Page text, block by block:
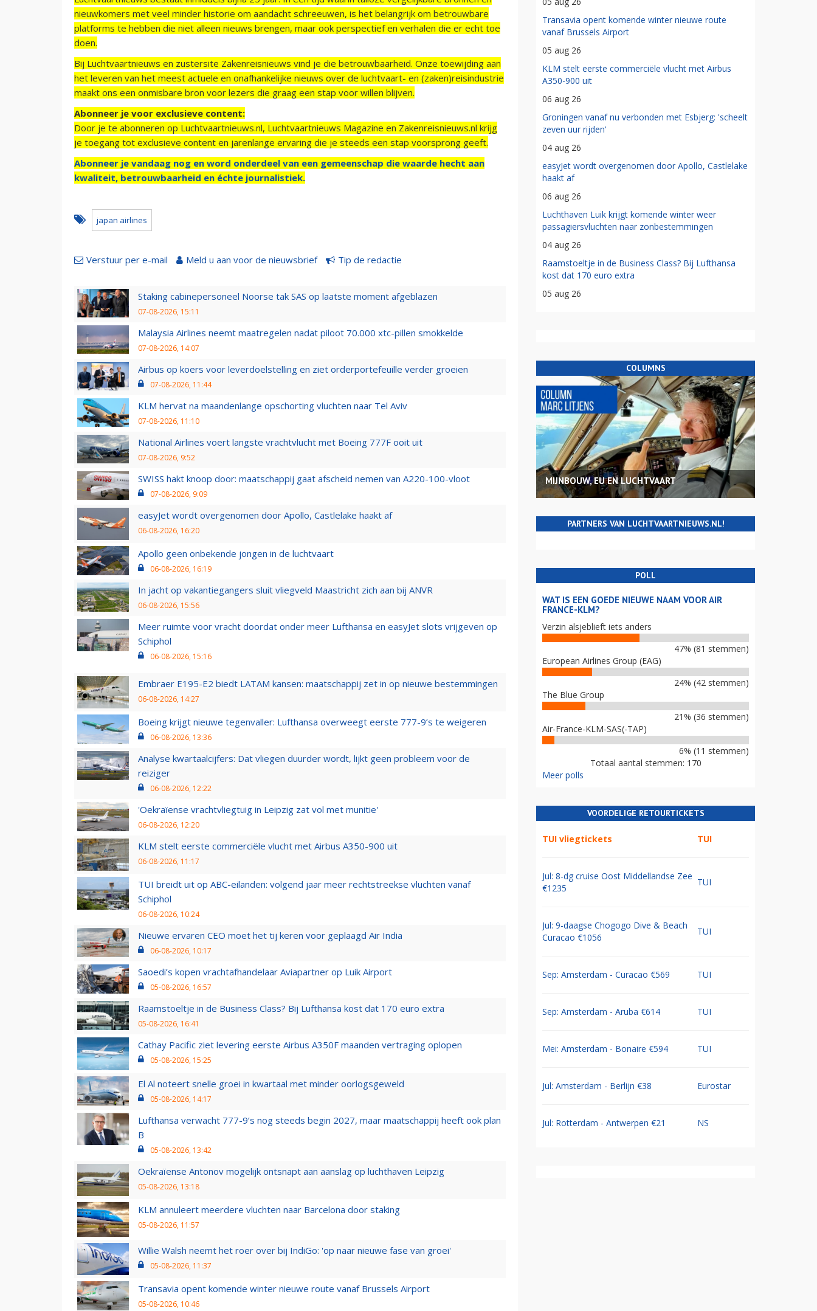
nieuwkomers met veel minder historie om aandacht schreeuwen, is het belangrijk om betrouwbare
platforms te hebben die niet alleen nieuws brengen, maar ook perspectief en verhalen die er echt toe
doen.
Bij Luchtvaartnieuws en zustersite Zakenreisnieuws vind je die betrouwbaarheid. Onze toewijding aan
het leveren van het meest actuele en onafhankelijke nieuws over de luchtvaart- en (zaken)reisindustrie
maakt ons een onmisbare bron voor lezers die graag een stap voor willen blijven.
Abonneer je voor exclusieve content:
Door je te abonneren op Luchtvaartnieuws.nl, Luchtvaartnieuws Magazine en Zakenreisnieuws.nl krijg
je toegang tot exclusieve content en jarenlange ervaring die je steeds een stap voorsprong geeft.
Abonneer je vandaag nog en word onderdeel van een gemeenschap die waarde hecht aan
kwaliteit, betrouwbaarheid en échte journalistiek.
japan airlines
Verstuur per e-mail Meld u aan voor de nieuwsbrief Tip de redactie
Staking cabinepersoneel Noorse tak SAS op laatste moment afgeblazen
07-08-2026, 15:11
Malaysia Airlines neemt maatregelen nadat piloot 70.000 xtc-pillen smokkelde
07-08-2026, 14:07
Airbus op koers voor leverdoelstelling en ziet orderportefeuille verder groeien
07-08-2026, 11:44
KLM hervat na maandenlange opschorting vluchten naar Tel Aviv
07-08-2026, 11:10
National Airlines voert langste vrachtvlucht met Boeing 777F ooit uit
07-08-2026, 9:52
SWISS hakt knoop door: maatschappij gaat afscheid nemen van A220-100-vloot
07-08-2026, 9:09
easyJet wordt overgenomen door Apollo, Castlelake haakt af
06-08-2026, 16:20
Apollo geen onbekende jongen in de luchtvaart
06-08-2026, 16:19
In jacht op vakantiegangers sluit vliegveld Maastricht zich aan bij ANVR
06-08-2026, 15:56
Meer ruimte voor vracht doordat onder meer Lufthansa en easyJet slots vrijgeven op
Schiphol
06-08-2026, 15:16
Embraer E195-E2 biedt LATAM kansen: maatschappij zet in op nieuwe bestemmingen
06-08-2026, 14:27
Boeing krijgt nieuwe tegenvaller: Lufthansa overweegt eerste 777-9’s te weigeren
06-08-2026, 13:36
Analyse kwartaalcijfers: Dat vliegen duurder wordt, lijkt geen probleem voor de
reiziger
06-08-2026, 12:22
'Oekraïense vrachtvliegtuig in Leipzig zat vol met munitie'
06-08-2026, 12:20
KLM stelt eerste commerciële vlucht met Airbus A350-900 uit
06-08-2026, 11:17
TUI breidt uit op ABC-eilanden: volgend jaar meer rechtstreekse vluchten vanaf
Schiphol
06-08-2026, 10:24
Nieuwe ervaren CEO moet het tij keren voor geplaagd Air India
06-08-2026, 10:17
Saoedi’s kopen vrachtafhandelaar Aviapartner op Luik Airport
05-08-2026, 16:57
Raamstoeltje in de Business Class? Bij Lufthansa kost dat 170 euro extra
05-08-2026, 16:41
Cathay Pacific ziet levering eerste Airbus A350F maanden vertraging oplopen
05-08-2026, 15:25
El Al noteert snelle groei in kwartaal met minder oorlogsgeweld
05-08-2026, 14:17
Lufthansa verwacht 777-9’s nog steeds begin 2027, maar maatschappij heeft ook plan
B
05-08-2026, 13:42
Oekraïense Antonov mogelijk ontsnapt aan aanslag op luchthaven Leipzig
05-08-2026, 13:18
KLM annuleert meerdere vluchten naar Barcelona door staking
05-08-2026, 11:57
Willie Walsh neemt het roer over bij IndiGo: 'op naar nieuwe fase van groei'
05-08-2026, 11:37
Transavia opent komende winter nieuwe route vanaf Brussels Airport
05-08-2026, 10:46
Transavia opent komende winter nieuwe route
vanaf Brussels Airport
05 aug 26
KLM stelt eerste commerciële vlucht met Airbus
A350-900 uit
06 aug 26
Groningen vanaf nu verbonden met Esbjerg: 'scheelt
zeven uur rijden'
04 aug 26
easyJet wordt overgenomen door Apollo, Castlelake
haakt af
06 aug 26
Luchthaven Luik krijgt komende winter weer
passagiersvluchten naar zonbestemmingen
04 aug 26
Raamstoeltje in de Business Class? Bij Lufthansa
kost dat 170 euro extra
05 aug 26
COLUMNS
MIJNBOUW, EU EN LUCHTVAART
PARTNERS VAN LUCHTVAARTNIEUWS.NL!
POLL
WAT IS EEN GOEDE NIEUWE NAAM VOOR AIR
FRANCE-KLM?
Verzin alsjeblieft iets anders
47% (81 stemmen)
European Airlines Group (EAG)
24% (42 stemmen)
The Blue Group
21% (36 stemmen)
Air-France-KLM-SAS(-TAP)
6% (11 stemmen)
Totaal aantal stemmen: 170
Meer polls
VOORDELIGE RETOURTICKETS
TUI vliegtickets TUI
Jul: 8-dg cruise Oost Middellandse Zee
€1235
TUI
Jul: 9-daagse Chogogo Dive & Beach
Curacao €1056
TUI
Sep: Amsterdam - Curacao €569 TUI
Sep: Amsterdam - Aruba €614 TUI
Mei: Amsterdam - Bonaire €594 TUI
Jul: Amsterdam - Berlijn €38 Eurostar
Jul: Rotterdam - Antwerpen €21 NS